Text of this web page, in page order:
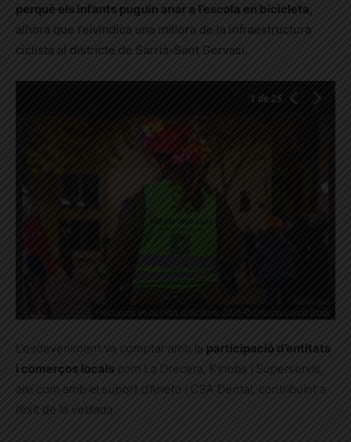
perquè els infants puguin anar a l’escola en bicicleta,
alhora que reivindica una millora de la infraestructura
ciclista al districte de Sarrià-Sant Gervasi.
1 de 25
Participant en bicicleta al Bicillums 2025 © Cristina García Bladé
L’esdeveniment va comptar amb la participació d’entitats
i comerços locals com La Drecera, Kinobs i Superservis,
així com amb el suport d’Aneto i CSA Dental, contribuint a
l’èxit de la vetllada.